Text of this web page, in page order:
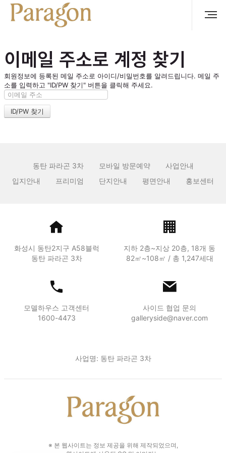
이메일 주소로 계정 찾기
회원정보에 등록된 메일 주소로 아이디/비밀번호를 알려드립니다. 메일 주
소를 입력하고 "ID/PW 찾기" 버튼을 클릭해 주세요.
동탄 파라곤 3차 모바일 방문예약
사업안내
입지안내
프리미엄 단지안내 평면안내 홍보센터
화성시 동탄2지구 A58블럭
동탄 파라곤 3차
지하 2층~지상 20층, 18개 동
82㎡~108㎡ / 총 1,247세대
모델하우스 고객센터
1600-4473
사이드 협업 문의
galleryside@naver.com
사업명: 동탄 파라곤 3차
※ 본 웹사이트는 정보 제공을 위해 제작되었으며,